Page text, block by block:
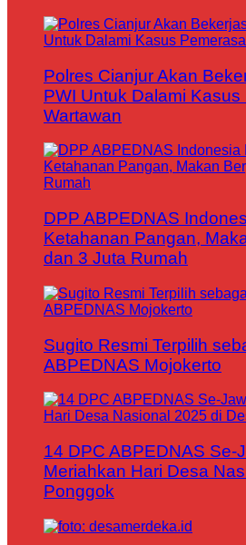
Polres Cianjur Akan
PWI Untuk Dalami
Wartawan
DPP ABPEDNAS
Ketahanan Pangan,
dan 3 Juta Rumah
Sugito Resmi Terpilih
ABPEDNAS Mojokerto
14 DPC ABPEDNAS Se-
Meriahkan Hari Desa
Ponggok